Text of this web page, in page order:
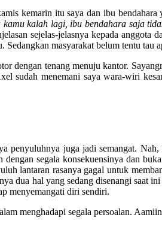
kemarin itu saya dan ibu bendahara
kamu kalah lagi, ibu bendahara saja
sejelas-jelasnya kepada anggota
masyarakat belum tentu tau
dengan tenang menuju kantor.
sudah menemani saya wara-wiri
penyuluhnya juga jadi semangat.
segala konsekuensinya dan
lantaran rasanya gagal untuk
dua hal yang sedang disenangi saat
menyemangati diri sendiri.
menghadapi segala persoalan.